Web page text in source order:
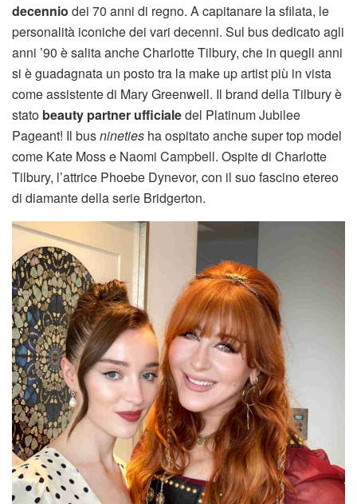
decennio dei 70 anni di regno. A capitanare la sfilata, le
personalità iconiche dei vari decenni. Sul bus dedicato agli
anni ’90 è salita anche Charlotte Tilbury, che in quegli anni
si è guadagnata un posto tra la make up artist più in vista
come assistente di Mary Greenwell. Il brand della Tilbury è
stato beauty partner ufficialedel Platinum Jubilee
Pageant! Il busnineties ha ospitato anche super top model
come Kate Moss e Naomi Campbell. Ospite di Charlotte
Tilbury, l’attrice Phoebe Dynevor, con il suo fascino etereo
di diamante della serie Bridgerton.